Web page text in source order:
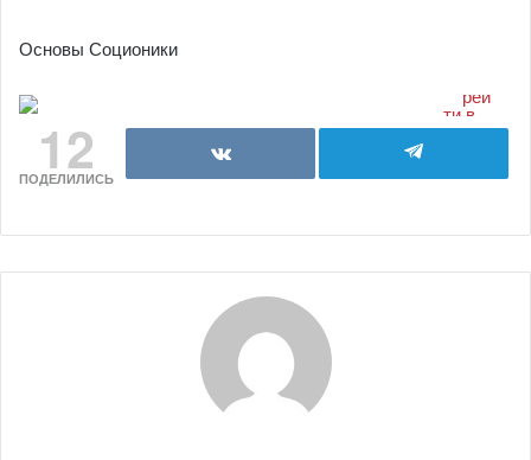
Основы Соционики
12
ПОДЕЛИЛИСЬ